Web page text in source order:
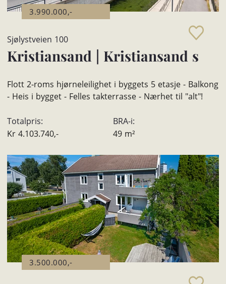
3.990.000,-
Sjølystveien 100
Kristiansand | Kristiansand s
Flott 2-roms hjørneleilighet i byggets 5 etasje - Balkong
- Heis i bygget - Felles takterrasse - Nærhet til "alt"!
Totalpris:
Kr 4.103.740,-
BRA-i:
49 m²
3.500.000,-